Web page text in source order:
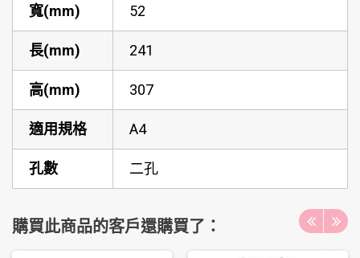
寬(mm) 52
長(mm) 241
高(mm) 307
適用規格 A4
孔數 二孔
購買此商品的客戶還購買了：